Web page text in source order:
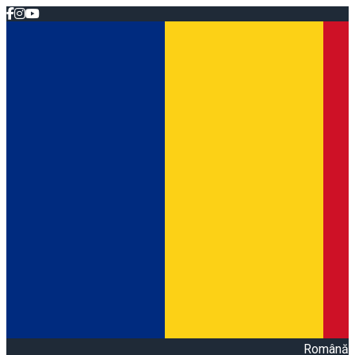
Română